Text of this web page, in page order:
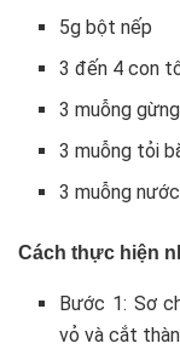
5g bột nếp
3 đến 4 con
3 muỗng
3 muỗng tỏi
3 muỗng
Cách thực hiện
Bước 1: Sơ
vỏ và cắt